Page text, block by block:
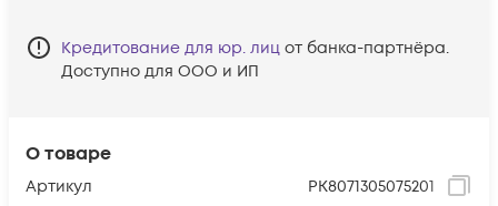
О товаре
Артикул
PK8071305075201
Кредитование для юр. лиц от банка-партнёра.
Доступно для ООО и ИП